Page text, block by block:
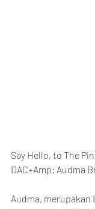
Say Hello, to The
DAC+Amp: Audma
Audma,